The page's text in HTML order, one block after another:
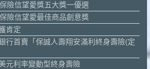
險信望愛獎五大獎一優選
險信望愛最佳商品創意獎
肯定
行首賣「保誠人壽翔安滿利終身壽險(定
元利率變動型終身壽險